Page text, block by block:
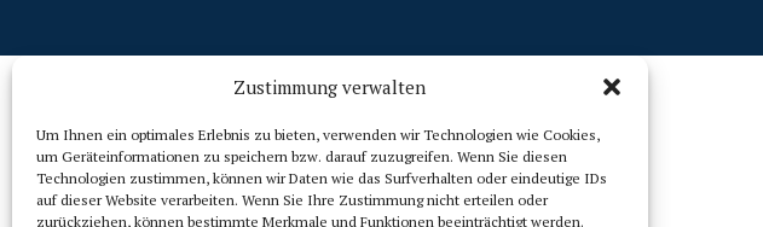
Zustimmung verwalten
Um Ihnen ein optimales Erlebnis zu bieten, verwenden wir Technologien wie Cookies,
um Geräteinformationen zu speichern bzw. darauf zuzugreifen. Wenn Sie diesen
Technologien zustimmen, können wir Daten wie das Surfverhalten oder eindeutige IDs
auf dieser Website verarbeiten. Wenn Sie Ihre Zustimmung nicht erteilen oder
zurückziehen, können bestimmte Merkmale und Funktionen beeinträchtigt werden.